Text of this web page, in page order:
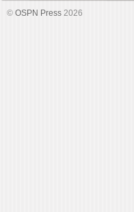
© OSPN Press 2026